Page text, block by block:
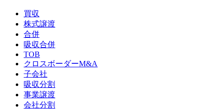
買収
株式譲渡
合併
吸収合併
TOB
クロスボーダーM&A
子会社
吸収分割
事業譲渡
会社分割